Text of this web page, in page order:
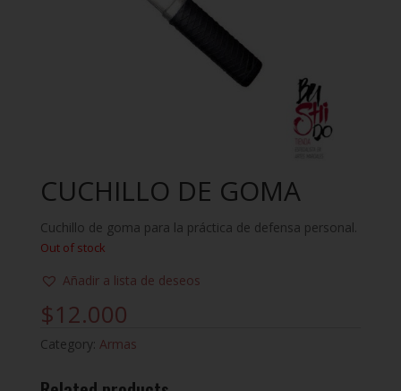
CUCHILLO DE GOMA
Cuchillo de goma para la práctica de defensa personal.
Out of stock
Añadir a lista de deseos
$12.000
Category: Armas